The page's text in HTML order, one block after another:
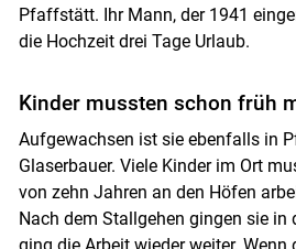
Pfaffstätt. Ihr Mann, der 1941
die Hochzeit drei Tage Urlaub.
Kinder mussten schon früh
Aufgewachsen ist sie ebenfalls in
Glaserbauer. Viele Kinder im Ort
von zehn Jahren an den Höfen
Nach dem Stallgehen gingen sie in